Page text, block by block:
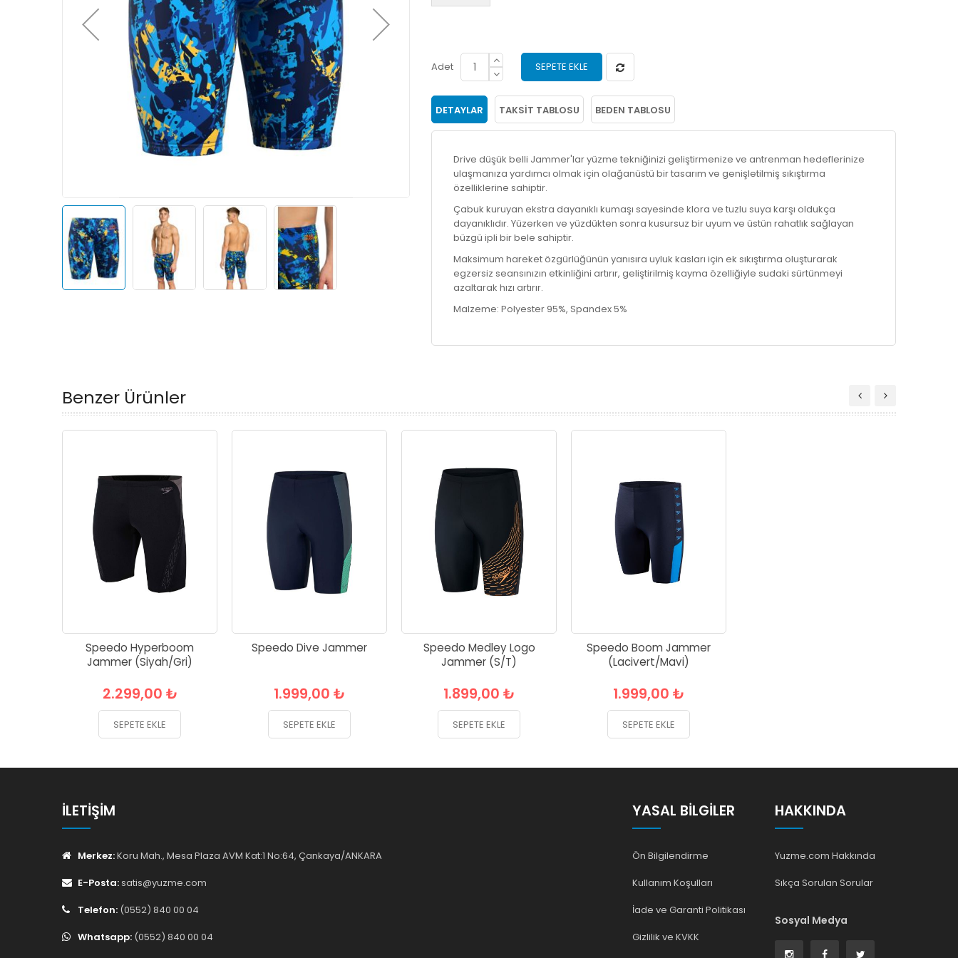
Adet SEPETE EKLE
DETAYLAR TAKSIT TABLOSU BEDEN TABLOSU
Drive düşük belli Jammer'lar yüzme tekniğinizi geliştirmenize ve antrenman hedeflerinize
ulaşmanıza yardımcı olmak için olağanüstü bir tasarım ve genişletilmiş sıkıştırma
özelliklerine sahiptir.
Çabuk kuruyan ekstra dayanıklı kumaşı sayesinde klora ve tuzlu suya karşı oldukça
dayanıklıdır. Yüzerken ve yüzdükten sonra kusursuz bir uyum ve üstün rahatlık sağlayan
büzgü ipli bir bele sahiptir.
Maksimum hareket özgürlüğünün yanısıra uyluk kasları için ek sıkıştırma oluşturarak
egzersiz seansınızın etkinliğini artırır, geliştirilmiş kayma özelliğiyle sudaki sürtünmeyi
azaltarak hızı artırır.
Malzeme: Polyester 95%, Spandex 5%
Benzer Ürünler
Speedo Hyperboom
Jammer (Siyah/Gri)
2.299,00 ₺
SEPETE EKLE
Speedo Dive Jammer
1.999,00 ₺
SEPETE EKLE
Speedo Medley Logo
Jammer (S/T)
1.899,00 ₺
SEPETE EKLE
Speedo Boom Jammer
(Lacivert/Mavi)
1.999,00 ₺
SEPETE EKLE
İLETIŞIM
Merkez:Koru Mah., Mesa Plaza AVM Kat:1 No:64, Çankaya/ANKARA
E-Posta:satis@yuzme.com
Telefon: (0552) 840 00 04
Whatsapp: (0552) 840 00 04
YASAL BILGILER
Ön Bilgilendirme
Kullanım Koşulları
İade ve Garanti Politikası
Gizlilik ve KVKK
HAKKINDA
Yuzme.com Hakkında
Sıkça Sorulan Sorular
Sosyal Medya